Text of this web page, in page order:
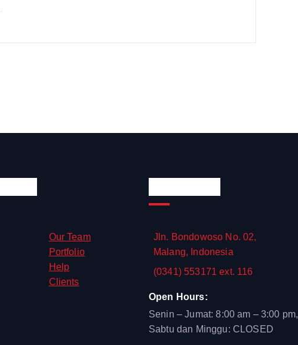
Our Team
Portfolio
Help
Clients
Jln. Bondowoso No. 02,
Malang, Indonesia
(0341) 553171 ext. 116
Open Hours:
Senin – Jumat: 8:00 am – 3:00 pm,
Sabtu dan Minggu: CLOSED